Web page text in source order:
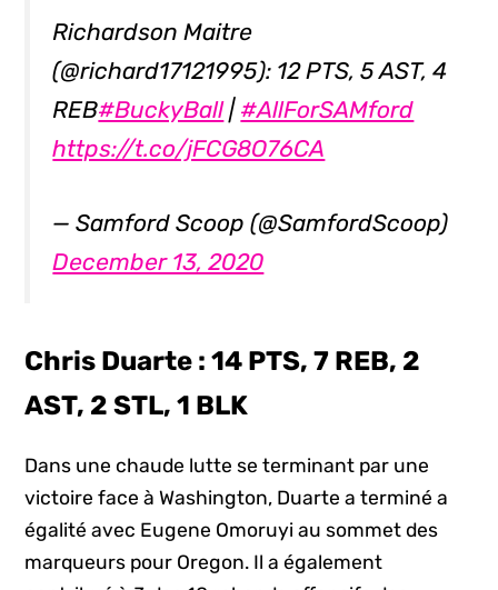
Richardson Maitre
(@richard17121995): 12 PTS, 5 AST, 4
REB#BuckyBall| #AllForSAMford
https://t.co/jFCG8O76CA
— Samford Scoop (@SamfordScoop)
December 13, 2020
Chris Duarte : 14 PTS, 7 REB, 2
AST, 2 STL, 1 BLK
Dans une chaude lutte se terminant par une
victoire face à Washington, Duarte a terminé a
égalité avec Eugene Omoruyi au sommet des
marqueurs pour Oregon. Il a également